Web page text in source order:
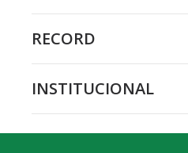
RECORD
INSTITUCIONAL